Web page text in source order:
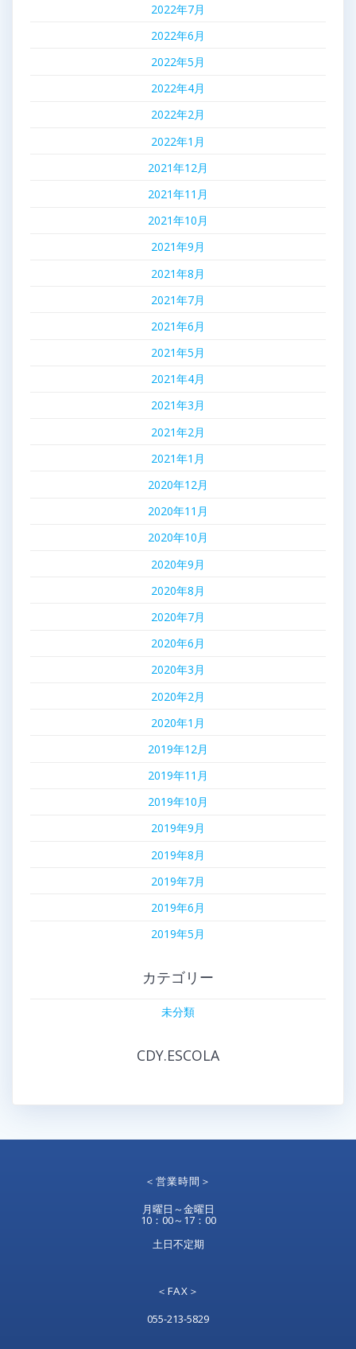
2022年7月
2022年6月
2022年5月
2022年4月
2022年2月
2022年1月
2021年12月
2021年11月
2021年10月
2021年9月
2021年8月
2021年7月
2021年6月
2021年5月
2021年4月
2021年3月
2021年2月
2021年1月
2020年12月
2020年11月
2020年10月
2020年9月
2020年8月
2020年7月
2020年6月
2020年3月
2020年2月
2020年1月
2019年12月
2019年11月
2019年10月
2019年9月
2019年8月
2019年7月
2019年6月
2019年5月
カテゴリー
未分類
CDY.ESCOLA
＜営業時間＞
月曜日～金曜日
10：00～17：00
土日不定期
＜FAX＞
055-213-5829